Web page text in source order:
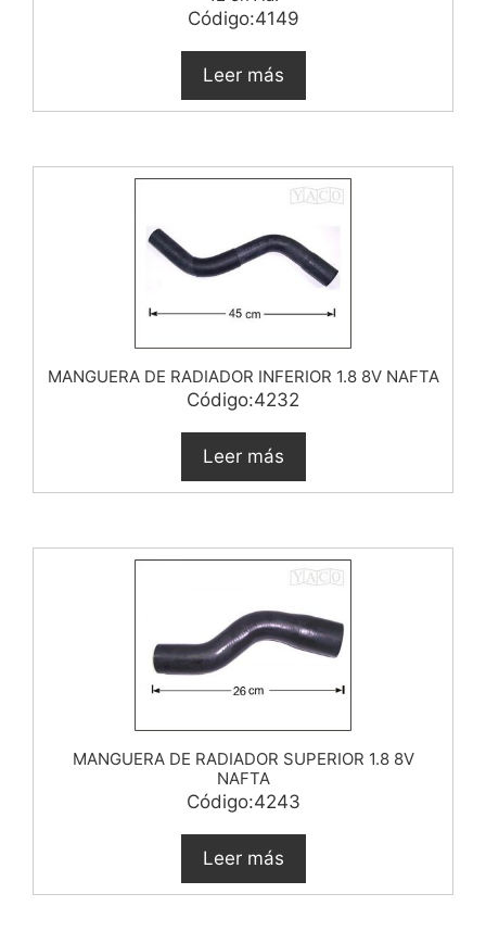
Código:4149
Leer más
MANGUERA DE RADIADOR INFERIOR 1.8 8V NAFTA
Código:4232
Leer más
MANGUERA DE RADIADOR SUPERIOR 1.8 8V
NAFTA
Código:4243
Leer más